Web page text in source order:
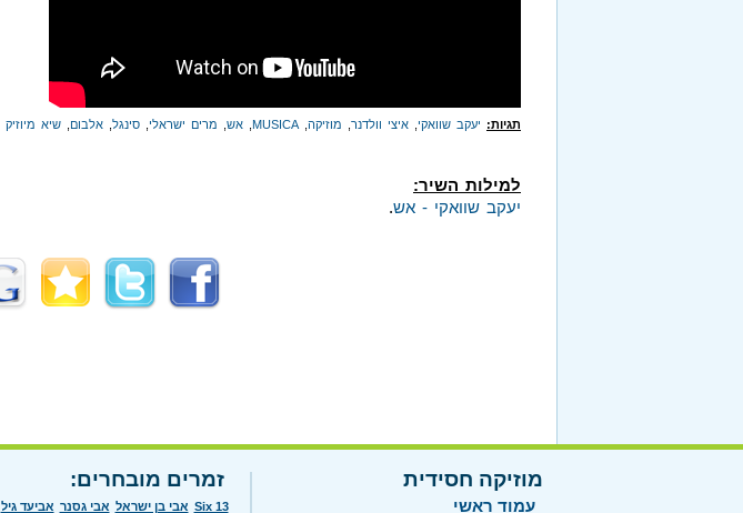
תגיות: יעקב שוואקי איצי וולדנר מוזיקה MUSICA אש מרים ישראלי סינגל אלבום שיא מיוזיק
למילות השיר:
יעקב שוואקי - אש.
מוזיקה חסידית
עמוד ראשי
זמרים מובחרים:
Six 13 אבי בן ישראל אבי גסנר אביעד גיל